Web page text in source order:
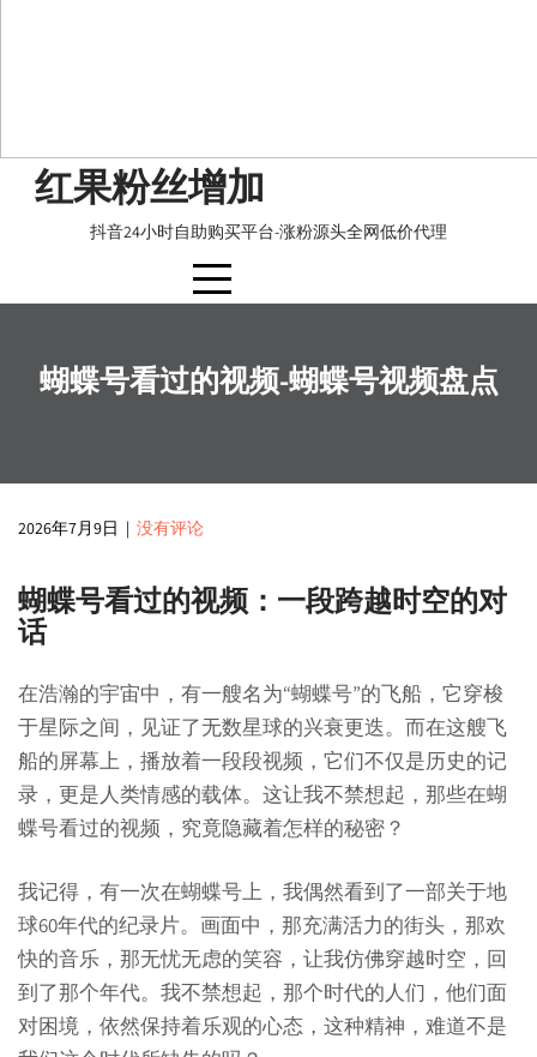
红果粉丝增加
抖音24小时自助购买平台-涨粉源头全网低价代理
蝴蝶号看过的视频-蝴蝶号视频盘点
2026年7月9日 | 没有评论
蝴蝶号看过的视频：一段跨越时空的对
话
在浩瀚的宇宙中，有一艘名为“蝴蝶号”的飞船，它穿梭
于星际之间，见证了无数星球的兴衰更迭。而在这艘飞
船的屏幕上，播放着一段段视频，它们不仅是历史的记
录，更是人类情感的载体。这让我不禁想起，那些在蝴
蝶号看过的视频，究竟隐藏着怎样的秘密？
我记得，有一次在蝴蝶号上，我偶然看到了一部关于地
球60年代的纪录片。画面中，那充满活力的街头，那欢
快的音乐，那无忧无虑的笑容，让我仿佛穿越时空，回
到了那个年代。我不禁想起，那个时代的人们，他们面
对困境，依然保持着乐观的心态，这种精神，难道不是